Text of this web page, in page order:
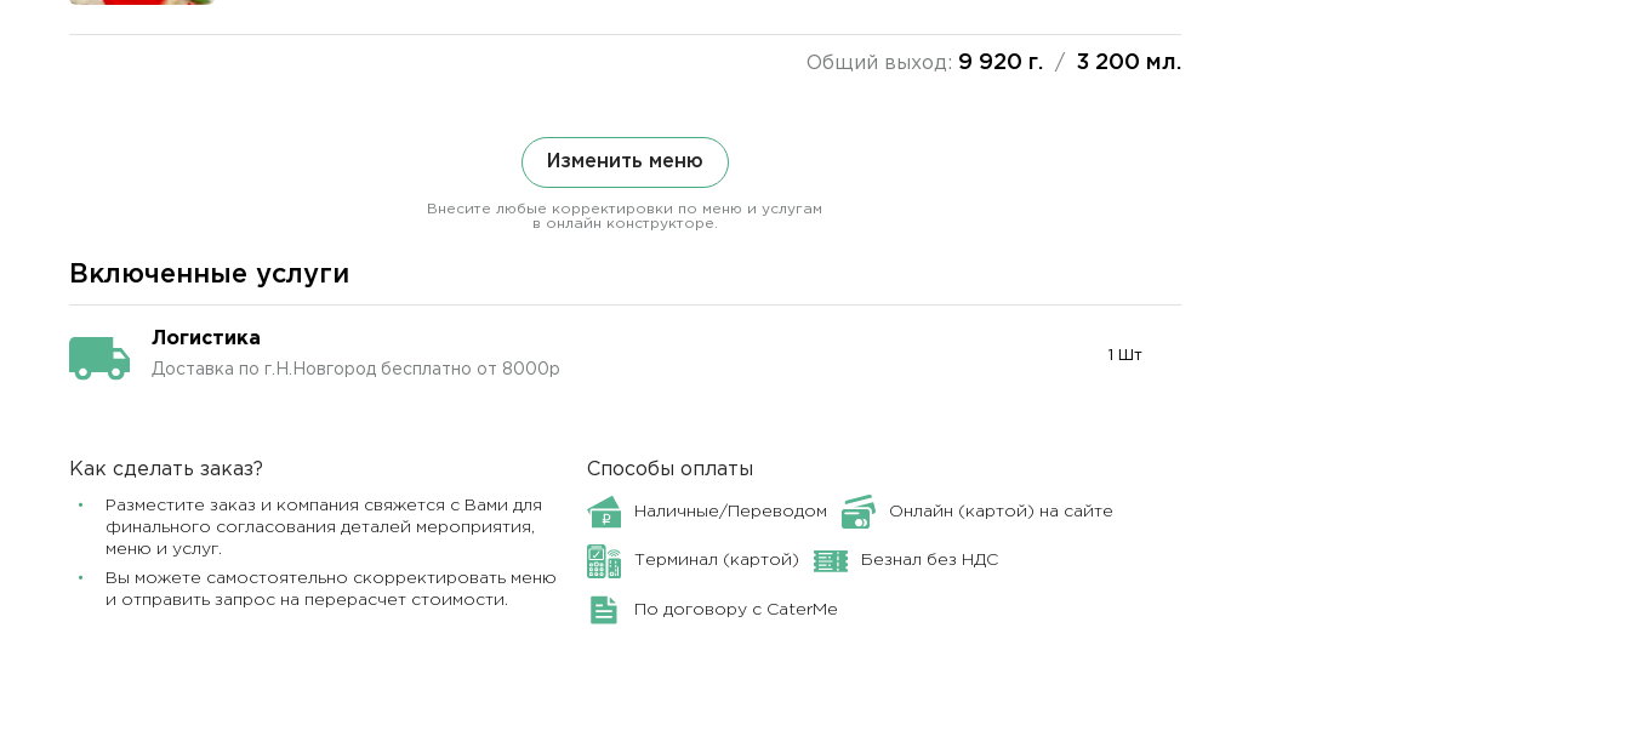
Общий выход: 9 920 г./ 3 200 мл.
Изменить меню
Внесите любые корректировки по меню и услугам
в онлайн конструкторе.
Включенные услуги
Логистика
Доставка по г.Н.Новгород бесплатно от 8000р
1 Шт
Как сделать заказ?
Разместите заказ и компания свяжется с Вами для
финального согласования деталей мероприятия,
меню и услуг.
Вы можете самостоятельно скорректировать меню
и отправить запрос на перерасчет стоимости.
Способы оплаты
Наличные/Переводом Онлайн (картой) на сайте
Терминал (картой) Безнал без НДС
По договору с CaterMe